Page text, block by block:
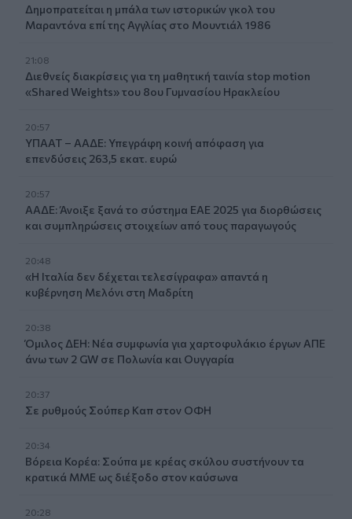
Δημοπρατείται η μπάλα των ιστορικών γκολ του
Μαραντόνα επί της Αγγλίας στο Μουντιάλ 1986
21:08
Διεθνείς διακρίσεις για τη μαθητική ταινία stop motion
«Shared Weights» του 8ου Γυμνασίου Ηρακλείου
20:57
ΥΠΑΑΤ – ΑΑΔΕ: Υπεγράφη κοινή απόφαση για
επενδύσεις 263,5 εκατ. ευρώ
20:57
ΑΑΔΕ: Άνοιξε ξανά το σύστημα ΕΑΕ 2025 για διορθώσεις
και συμπληρώσεις στοιχείων από τους παραγωγούς
20:48
«Η Ιταλία δεν δέχεται τελεσίγραφα» απαντά η
κυβέρνηση Μελόνι στη Μαδρίτη
20:38
Όμιλος ΔΕΗ: Νέα συμφωνία για χαρτοφυλάκιο έργων ΑΠΕ
άνω των 2 GW σε Πολωνία και Ουγγαρία
20:37
Σε ρυθμούς Σούπερ Καπ στον ΟΦΗ
20:34
Βόρεια Κορέα: Σούπα με κρέας σκύλου συστήνουν τα
κρατικά ΜΜΕ ως διέξοδο στον καύσωνα
20:28